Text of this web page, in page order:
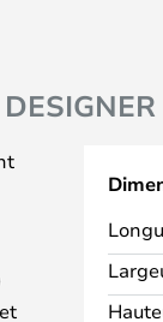
DESIGNER